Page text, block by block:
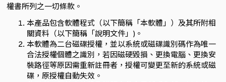
MR.Bridge Lite
TOUCHANCE
權書所列之一切條款。
本產品包含軟體程式（以下簡稱「本軟體」）及其所附相
關資料（以下簡稱「說明文件」)。
本軟體為二台磁碟授權，並以系統或磁碟識別碼作為唯一
合法授權個體之識別，若因磁硬毀損、更換電腦、更換安
裝路徑等原因需重新註冊者，授權可變更至新的系統或磁
碟，原授權自動失效。